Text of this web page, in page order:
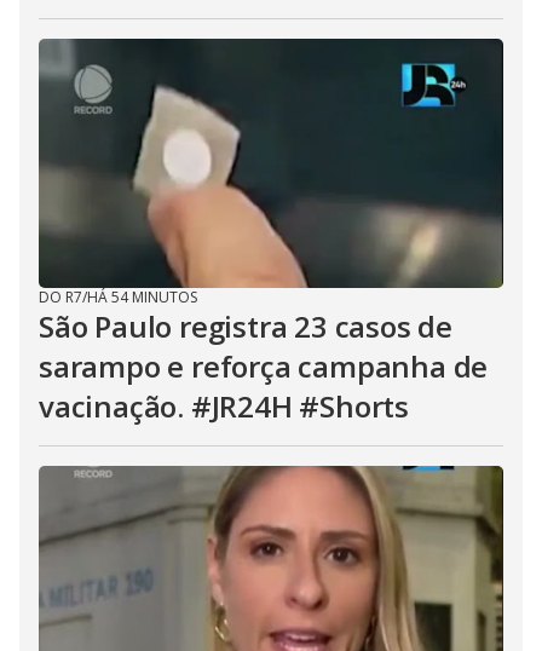
DO R7/HÁ 54 MINUTOS
São Paulo registra 23 casos de
sarampo e reforça campanha de
vacinação. #JR24H #Shorts